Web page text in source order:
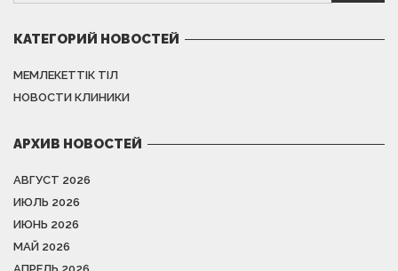
КАТЕГОРИЙ НОВОСТЕЙ
МЕМЛЕКЕТТІК ТІЛ
НОВОСТИ КЛИНИКИ
АРХИВ НОВОСТЕЙ
АВГУСТ 2026
ИЮЛЬ 2026
ИЮНЬ 2026
МАЙ 2026